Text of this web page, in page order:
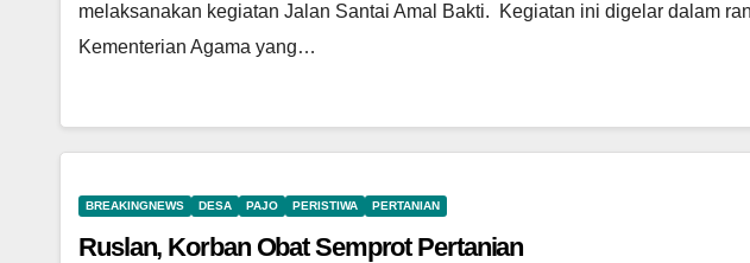
melaksanakan kegiatan Jalan Santai Amal Bakti. Kegiatan ini digelar dalam
Kementerian Agama yang…
BREAKINGNEWS DESA PAJO PERISTIWA PERTANIAN
Ruslan, Korban Obat Semprot Pertanian